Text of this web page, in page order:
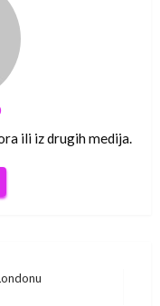
ili iz drugih medija.